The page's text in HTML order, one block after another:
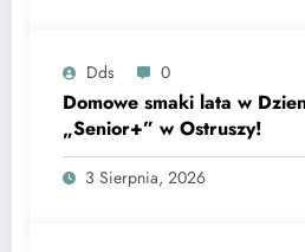
Dds 0
Domowe smaki lata w
„Senior+” w Ostruszy!
3 Sierpnia, 2026